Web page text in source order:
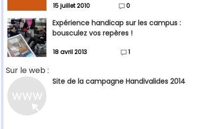
15 juillet 2010 0
Expérience handicap sur les campus :
bousculez vos repères !
18 avril 2013 1
Sur le web :
Site de la campagne Handivalides 2014